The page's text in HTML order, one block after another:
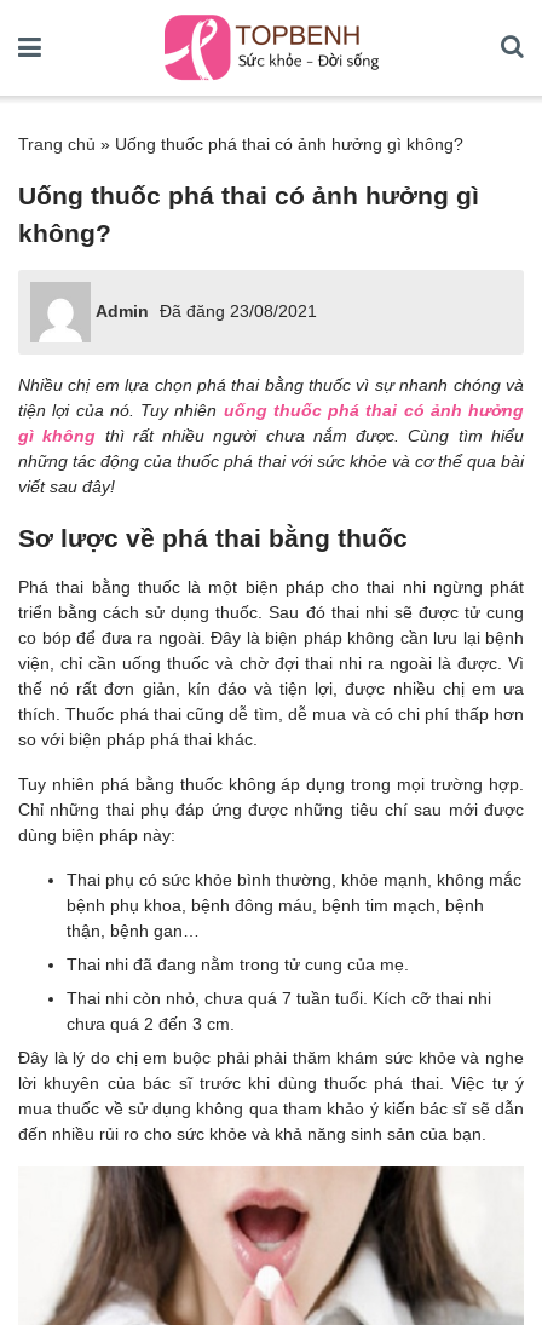
Trang chủ » Uống thuốc phá thai có ảnh hưởng gì không?
Uống thuốc phá thai có ảnh hưởng gì
không?
Admin Đã đăng 23/08/2021
Nhiều chị em lựa chọn phá thai bằng thuốc vì sự nhanh chóng và
tiện lợi của nó. Tuy nhiên uống thuốc phá thai có ảnh hưởng
gì không thì rất nhiều người chưa nắm được. Cùng tìm hiểu
những tác động của thuốc phá thai với sức khỏe và cơ thể qua bài
viết sau đây!
Sơ lược về phá thai bằng thuốc
Phá thai bằng thuốc là một biện pháp cho thai nhi ngừng phát
triển bằng cách sử dụng thuốc. Sau đó thai nhi sẽ được tử cung
co bóp để đưa ra ngoài. Đây là biện pháp không cần lưu lại bệnh
viện, chỉ cần uống thuốc và chờ đợi thai nhi ra ngoài là được. Vì
thế nó rất đơn giản, kín đáo và tiện lợi, được nhiều chị em ưa
thích. Thuốc phá thai cũng dễ tìm, dễ mua và có chi phí thấp hơn
so với biện pháp phá thai khác.
Tuy nhiên phá bằng thuốc không áp dụng trong mọi trường hợp.
Chỉ những thai phụ đáp ứng được những tiêu chí sau mới được
dùng biện pháp này:
Thai phụ có sức khỏe bình thường, khỏe mạnh, không mắc
bệnh phụ khoa, bệnh đông máu, bệnh tim mạch, bệnh
thận, bệnh gan…
Thai nhi đã đang nằm trong tử cung của mẹ.
Thai nhi còn nhỏ, chưa quá 7 tuần tuổi. Kích cỡ thai nhi
chưa quá 2 đến 3 cm.
Đây là lý do chị em buộc phải phải thăm khám sức khỏe và nghe
lời khuyên của bác sĩ trước khi dùng thuốc phá thai. Việc tự ý
mua thuốc về sử dụng không qua tham khảo ý kiến bác sĩ sẽ dẫn
đến nhiều rủi ro cho sức khỏe và khả năng sinh sản của bạn.